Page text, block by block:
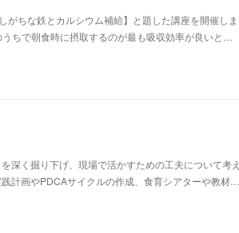
がちな鉄とカルシウム補給】と題した講座を開催しま
で朝食時に摂取するのが最も吸収効率が良いと…
深く掘り下げ、現場で活かすための工夫について考え
計画やPDCAサイクルの作成、食育シアターや教材…